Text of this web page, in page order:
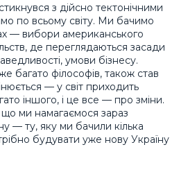
з дійсно тектонічними
по всьому світу. Ми бачимо
— вибори американського
де переглядаються засади
умови бізнесу.
багато філософів, також став
— у світ приходить
іншого, і це все — про зміни.
що ми намагаємося зараз
— ту, яку ми бачили кілька
будувати уже нову Україну